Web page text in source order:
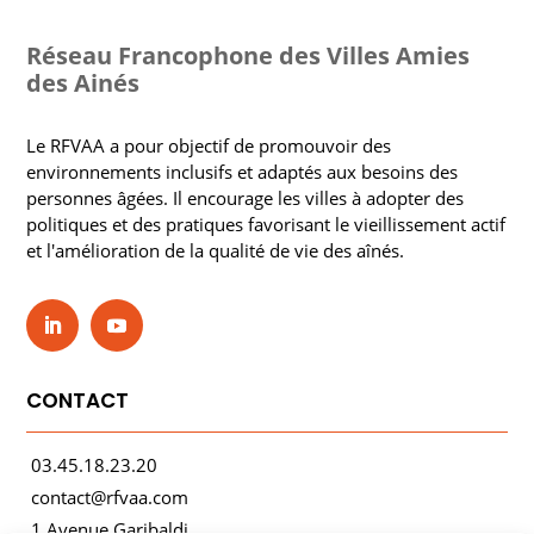
Réseau Francophone des Villes Amies
des Ainés
Le RFVAA a pour objectif de promouvoir des
environnements inclusifs et adaptés aux besoins des
personnes âgées. Il encourage les villes à adopter des
politiques et des pratiques favorisant le vieillissement actif
et l'amélioration de la qualité de vie des aînés.
CONTACT
03.45.18.23.20
contact@rfvaa.com